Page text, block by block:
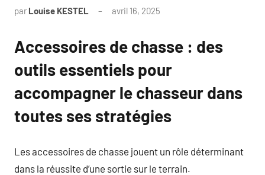
par Louise KESTEL avril 16, 2025
Accessoires de chasse : des
outils essentiels pour
accompagner le chasseur dans
toutes ses stratégies
Les accessoires de chasse jouent un rôle déterminant
dans la réussite d’une sortie sur le terrain.